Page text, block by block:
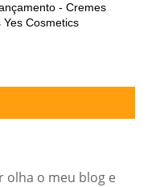
- Cremes
Yes Cosmetics
olha o meu blog e